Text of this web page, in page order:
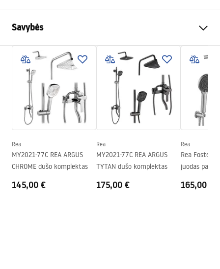
Savybės
Dydis (durys x siena)
90
Spalva
Juoda
Kabinos tipas
Walk-in
Stiklo spalva
Transparent 8mm
Seria
Bler
Kabinos kryptis
Universalus
Garantija
Rea
MY2021-77C REA ARGUS
CHROME dušo komplektas
145,00 €
Rea
MY2021-77C REA ARGUS
TYTAN dušo komplektas
175,00 €
Rea
Rea Foster
juodas
165,00 €